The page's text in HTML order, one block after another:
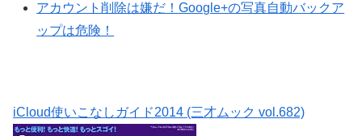
アカウント削除は嫌だ！Google+の写真自動バックア
ップは危険！
iCloud使いこなしガイド2014 (三才ムック vol.682)